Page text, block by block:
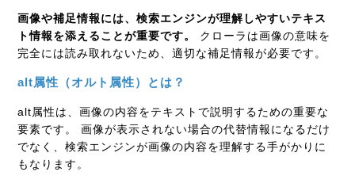
画像や補足情報には、検索エンジンが理解しやすいテキス
ト情報を添えることが重要です。
クローラは画像の意味を
完全には読み取れないため、適切な補足情報が必要です。
alt属性（オルト属性）とは？
alt属性は、画像の内容をテキストで説明するための重要な
要素です。 画像が表示されない場合の代替情報になるだけ
でなく、検索エンジンが画像の内容を理解する手がかりに
もなります。